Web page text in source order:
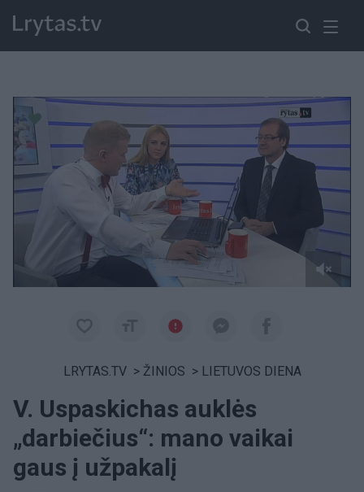
Paremkite Ukrainą
LRYTAS.TV > ŽINIOS > LIETUVOS DIENA
V. Uspaskichas auklės
„darbiečius“: mano vaikai
gaus į užpakalį